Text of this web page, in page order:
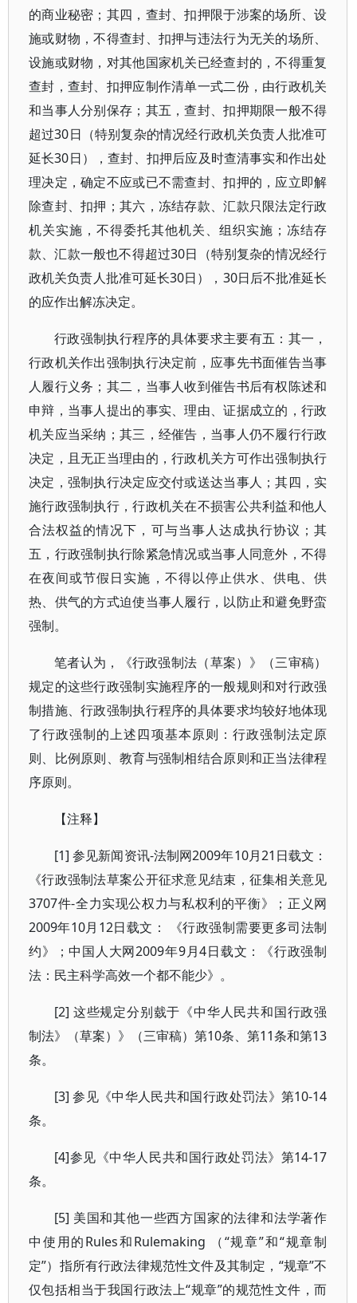
的商业秘密；其四，查封、扣押限于涉案的场所、设
施或财物，不得查封、扣押与违法行为无关的场所、
设施或财物，对其他国家机关已经查封的，不得重复
查封，查封、扣押应制作清单一式二份，由行政机关
和当事人分别保存；其五，查封、扣押期限一般不得
超过30日（特别复杂的情况经行政机关负责人批准可
延长30日），查封、扣押后应及时查清事实和作出处
理决定，确定不应或已不需查封、扣押的，应立即解
除查封、扣押；其六，冻结存款、汇款只限法定行政
机关实施，不得委托其他机关、组织实施；冻结存
款、汇款一般也不得超过30日（特别复杂的情况经行
政机关负责人批准可延长30日），30日后不批准延长
的应作出解冻决定。
行政强制执行程序的具体要求主要有五：其一，
行政机关作出强制执行决定前，应事先书面催告当事
人履行义务；其二，当事人收到催告书后有权陈述和
申辩，当事人提出的事实、理由、证据成立的，行政
机关应当采纳；其三，经催告，当事人仍不履行行政
决定，且无正当理由的，行政机关方可作出强制执行
决定，强制执行决定应交付或送达当事人；其四，实
施行政强制执行，行政机关在不损害公共利益和他人
合法权益的情况下，可与当事人达成执行协议；其
五，行政强制执行除紧急情况或当事人同意外，不得
在夜间或节假日实施，不得以停止供水、供电、供
热、供气的方式迫使当事人履行，以防止和避免野蛮
强制。
笔者认为，《行政强制法（草案）》（三审稿）
规定的这些行政强制实施程序的一般规则和对行政强
制措施、行政强制执行程序的具体要求均较好地体现
了行政强制的上述四项基本原则：行政强制法定原
则、比例原则、教育与强制相结合原则和正当法律程
序原则。
【注释】
[1] 参见新闻资讯-法制网2009年10月21日载文：
《行政强制法草案公开征求意见结束，征集相关意见
3707件-全力实现公权力与私权利的平衡》；正义网
2009年10月12日载文： 《行政强制需要更多司法制
约》；中国人大网2009年9月4日载文：《行政强制
法：民主科学高效一个都不能少》。
[2] 这些规定分别臷于《中华人民共和国行政强
制法》（草案）》（三审稿）第10条、第11条和第13
条。
[3] 参见《中华人民共和国行政处罚法》第10-14
条。
[4]参见《中华人民共和国行政处罚法》第14-17
条。
[5] 美国和其他一些西方国家的法律和法学著作
中使用的Rules和Rulemaking （“规章”和“规章制
定”）指所有行政法律规范性文件及其制定，“规章”不
仅包括相当于我国行政法上“规章”的规范性文件，而